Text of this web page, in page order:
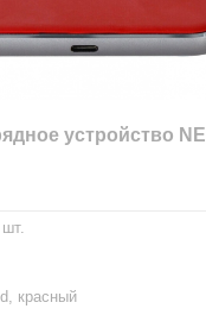
устройство
шт.
красный